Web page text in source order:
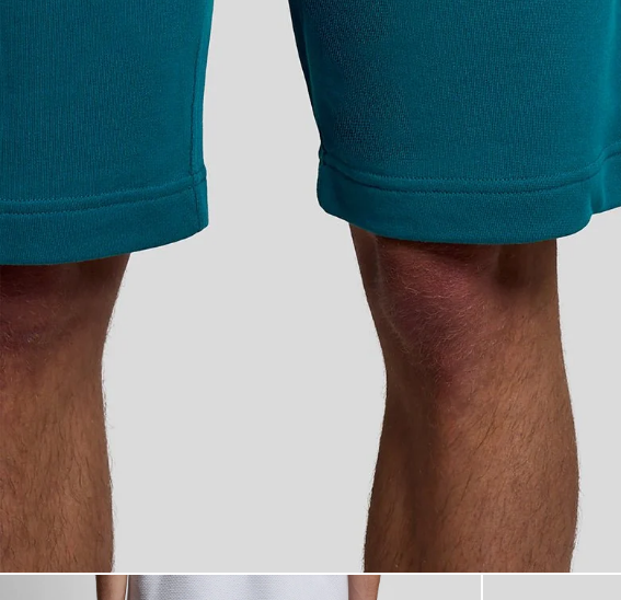
Un hombre lleva unos pantalones cortos de